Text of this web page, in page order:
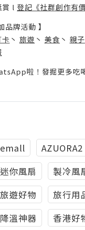
賞 l 登記《社群創作有
品牌活動 】
丶 旅遊 丶 美食 丶 親子
啦！發掘更多吃
AZUORA2
迷你風扇
製冷風
旅遊好物
旅行用
降溫神器 香港好